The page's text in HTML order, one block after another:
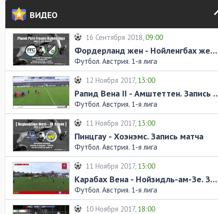
ВИДЕО
16 Сентября 2018,09:00
Фордерланд жен - Нойленгбах жен. Запись матча
Футбол. Австрия. 1-я лига
12 Ноября 2017, 13:00
Рапид Вена II -
Футбол. Австрия. 1-я лига
11 Ноября 2017, 13:00
Пинцгау - Хоэнэмс. Запись матча
Футбол. Австрия. 1-я лига
11 Ноября 2017, 13:00
Карабах Вена - Нойзидль-ам-Зе. Запись матча
Футбол. Австрия. 1-я лига
10 Ноября 2017, 18:00